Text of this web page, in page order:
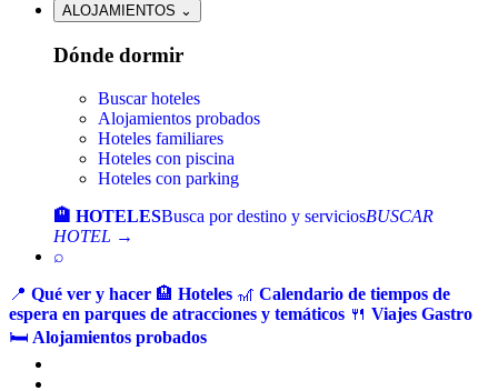
ALOJAMIENTOS ⌄
Dónde dormir
Buscar hoteles
Alojamientos probados
Hoteles familiares
Hoteles con piscina
Hoteles con parking
🏨 HOTELESBusca por destino y serviciosBUSCAR
HOTEL →
⌕
📍 Qué ver y hacer 🏨 Hoteles 🎢 Calendario de tiempos de
espera en parques de atracciones y temáticos 🍴 Viajes Gastro
🛏️ Alojamientos probados